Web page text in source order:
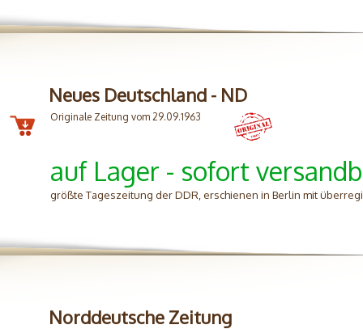
Neues Deutschland - ND
Originale Zeitung vom 29.09.1963
auf Lager - sofort
größte Tageszeitung der DDR, erschienen in Berlin mit
Norddeutsche Zeitung